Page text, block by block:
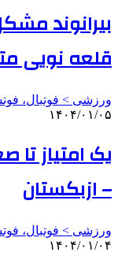
بیرانوند
قلعه نویی
ورزشی > فوتبال،
۱۴۰۴/۰۱/۰۵
– ازبکستان
ورزشی > فوتبال،
۱۴۰۴/۰۱/۰۴